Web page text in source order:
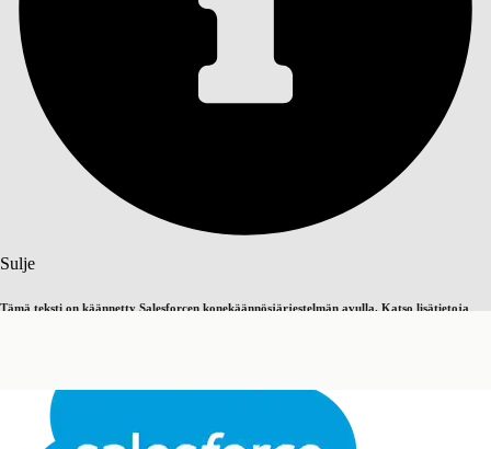
Sulje
Tämä teksti on käännetty Salesforcen konekäännösjärjestelmän avulla. Katso lisätietoja
Sulje